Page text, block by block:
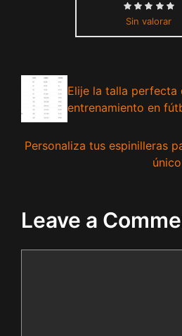
Sin valorar
Elije la talla perfecta
entrenamiento en
Personaliza tus espinilleras
Leave a